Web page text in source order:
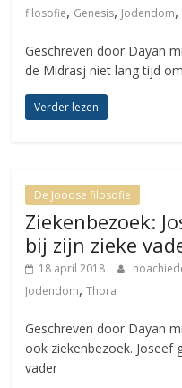
filosofie, Genesis, Jodendom,
Geschreven door Dayan
de Midrasj niet lang tijd
Verder lezen
De Joodse filosofie
Ziekenbezoek:
bij zijn zieke
18 april 2018
Jodendom,Thora
Geschreven door Dayan
ook ziekenbezoek. Joseef
vader